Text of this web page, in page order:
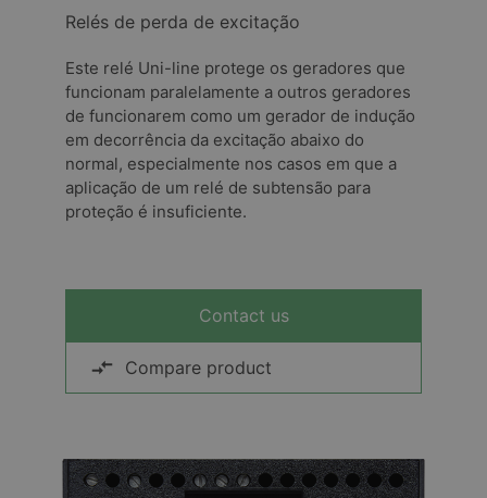
Relés de perda de excitação
Este relé Uni-line protege os geradores que
funcionam paralelamente a outros geradores
de funcionarem como um gerador de indução
em decorrência da excitação abaixo do
normal, especialmente nos casos em que a
aplicação de um relé de subtensão para
proteção é insuficiente.
Contact us
Compare product